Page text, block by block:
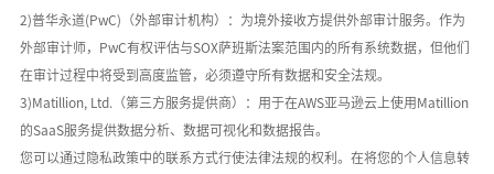
2)普华永道(PwC) （外部审计机构）：为境外接收方提供外部审计服务。作为
外部审计师， PwC有权评估与SOX萨班斯法案范围内的所有系统数据，但他们
在审计过程中将受到高度监管，必须遵守所有数据和安全法规。
3)Matillion, Ltd. （第三方服务提供商）：用于在AWS亚马逊云上使用 Matillion
的SaaS服务提供数据分析、数据可视化和数据报告。
您可以通过隐私政策中的联系方式行使法律法规的权利。在将您的个人信息转